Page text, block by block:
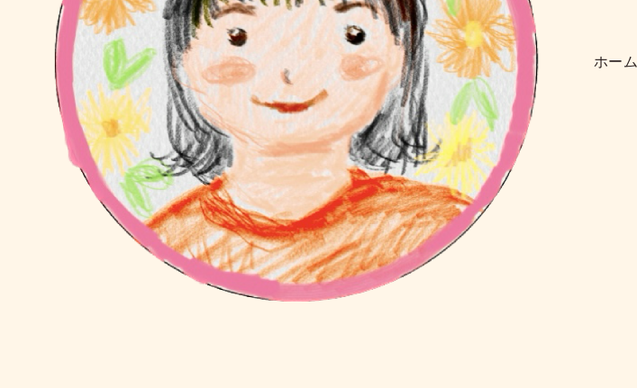
ホーム